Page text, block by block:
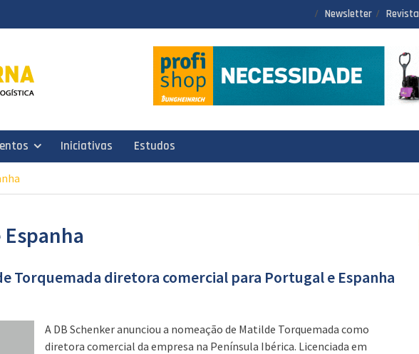
Newsletter Revista
Iniciativas Estudos
Torquemada diretora comercial para Portugal e Espanha
A DB Schenker anunciou a nomeação de Matilde Torquemada como
diretora comercial da empresa na Península Ibérica. Licenciada em